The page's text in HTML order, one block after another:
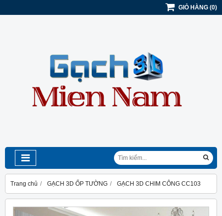
GIỎ HÀNG (0)
Trang chủ GẠCH 3D ỐP TƯỜNG GẠCH 3D CHIM CÔNG CC103